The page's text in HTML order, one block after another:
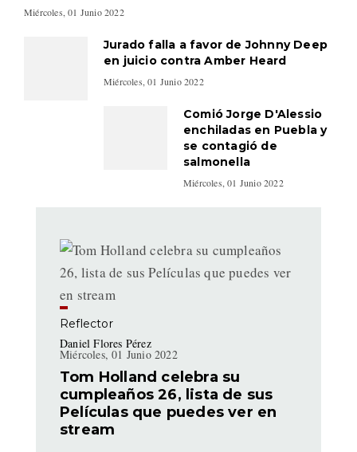
Miércoles, 01 Junio 2022
Jurado falla a favor de Johnny Deep
en juicio contra Amber Heard
Miércoles, 01 Junio 2022
Comió Jorge D'Alessio
enchiladas en Puebla y
se contagió de
salmonella
Miércoles, 01 Junio 2022
Reflector
Daniel Flores Pérez
Miércoles, 01 Junio 2022
Tom Holland celebra su
cumpleaños 26, lista de sus
Películas que puedes ver en
stream